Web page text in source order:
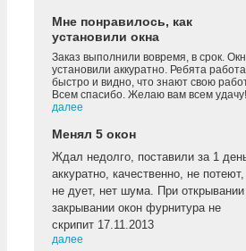
Мне понравилось, как
установили окна
Заказ выполнили вовремя, в срок.
установили аккуратно. Ребята
быстро и видно, что знают свою
Всем спасибо. Желаю вам всем удачу!
далее
Менял 5 окон
Ждал недолго, поставили за 1
аккуратно, качественно, не потеют,
не дует, нет шума. При
закрывании окон фурнитура не
скрипит 17.11.2013
далее